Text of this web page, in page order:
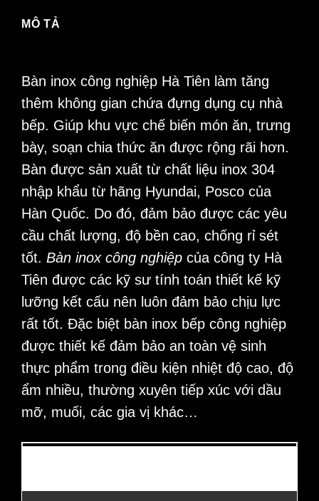
chất
số
lượng
MÔ TẢ
Bàn inox công nghiệp Hà Tiên làm tăng
thêm không gian chứa đựng dụng cụ nhà
bếp. Giúp khu vực chế biến món ăn, trưng
bày, soạn chia thức ăn được rộng rãi hơn.
Bàn được sản xuất từ chất liệu inox 304
nhập khẩu từ hãng Hyundai, Posco của
Hàn Quốc. Do đó, đảm bảo được các yêu
cầu chất lượng, độ bền cao, chống rỉ sét
tốt. Bàn inox công nghiệp của công ty Hà
Tiên được các kỹ sư tính toán thiết kế kỹ
lưỡng kết cấu nên luôn đảm bảo chịu lực
rất tốt. Đặc biệt bàn inox bếp công nghiệp
được thiết kế đảm bảo an toàn vệ sinh
thực phẩm trong điều kiện nhiệt độ cao, độ
ẩm nhiều, thường xuyên tiếp xúc với dầu
mỡ, muối, các gia vị khác…